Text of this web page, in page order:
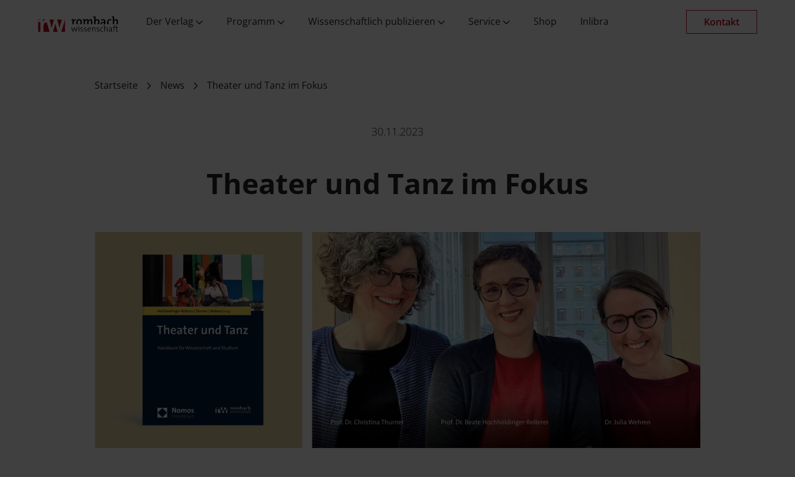
Der Verlag Programm
Programmbereichen
Wissenschaftlich publizieren Service Shop Inlibra Kontakt
Startseite News Theater und Tanz im Fokus
30.11.2023
Theater und Tanz im Fokus